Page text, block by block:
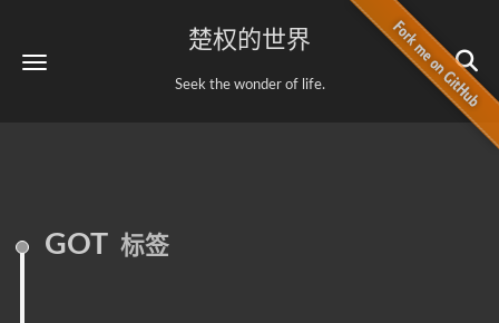
楚权的世界
Seek the wonder of life.
GOT 标签